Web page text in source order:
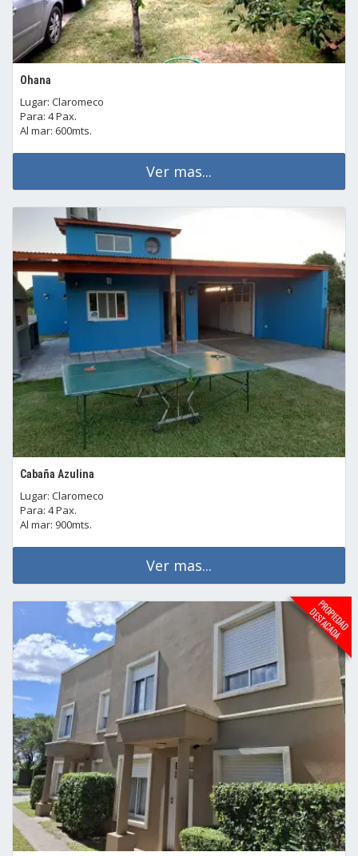
Ohana
Lugar: Claromeco
Para: 4 Pax.
Al mar: 600mts.
Ver mas...
Cabaña Azulina
Lugar: Claromeco
Para: 4 Pax.
Al mar: 900mts.
Ver mas...